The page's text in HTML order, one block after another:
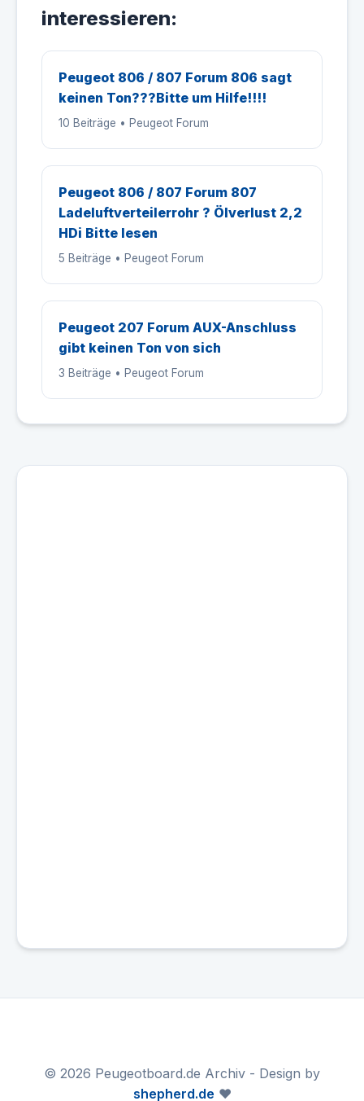
interessieren:
Peugeot 806 / 807 Forum 806 sagt
keinen Ton???Bitte um Hilfe!!!!
10 Beiträge • Peugeot Forum
Peugeot 806 / 807 Forum 807
Ladeluftverteilerrohr ? Ölverlust 2,2
HDi Bitte lesen
5 Beiträge • Peugeot Forum
Peugeot 207 Forum AUX-Anschluss
gibt keinen Ton von sich
3 Beiträge • Peugeot Forum
© 2026 Peugeotboard.de Archiv - Design by
shepherd.de ❤️